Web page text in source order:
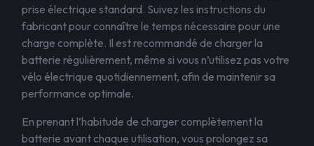
prise électrique standard. Suivez les instructions du
fabricant pour connaître le temps nécessaire pour une
charge complète. Il est recommandé de charger la
batterie régulièrement, même si vous n’utilisez pas votre
vélo électrique quotidiennement, afin de maintenir sa
performance optimale.
En prenant l’habitude de charger complètement la
batterie avant chaque utilisation, vous prolongez sa